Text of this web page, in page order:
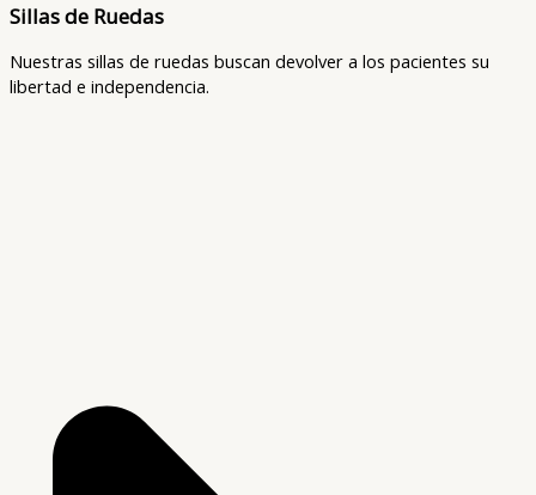
Sillas de Ruedas
Nuestras sillas de ruedas buscan devolver a los pacientes su
libertad e independencia.